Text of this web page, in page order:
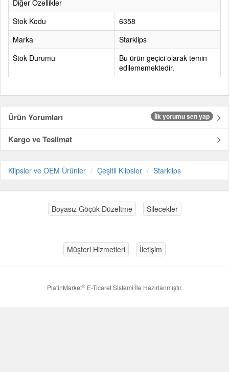
Diğer Özellikler
Stok Kodu
6358
Marka
Starklips
Stok Durumu
Bu ürün geçici olarak temin
edilememektedir.
Ürün Yorumları İlk yorumu sen yap
Kargo ve Teslimat
Klipsler ve OEM Ürünler Çeşitli Klipsler Starklips
Boyasız Göçük Düzeltme Silecekler
Müşteri Hizmetleri İletişim
PlatinMarket®E-Ticaret Sistemi İle Hazırlanmıştır.